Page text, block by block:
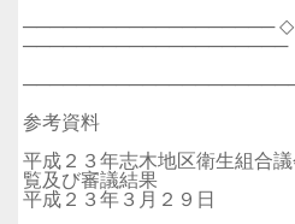
─────────────────── ◇
────────────────────
参考資料
平成２３年志木地区衛生組合
覧及び審議結果
平成２３年３月２９日